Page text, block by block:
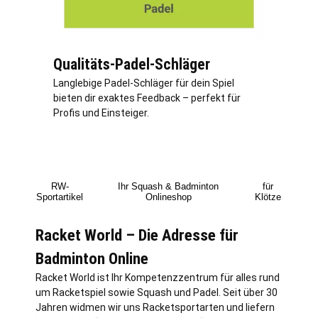
Qualitäts-Padel-Schläger
Langlebige Padel-Schläger für dein Spiel
bieten dir exaktes Feedback – perfekt für
Profis und Einsteiger.
RW-
Sportartikel
Ihr Squash & Badminton
Onlineshop
für
Klötze
Racket World – Die Adresse für
Badminton Online
Racket World ist Ihr Kompetenzzentrum für alles rund
um Racketspiel sowie Squash und Padel. Seit über 30
Jahren widmen wir uns Racketsportarten und liefern